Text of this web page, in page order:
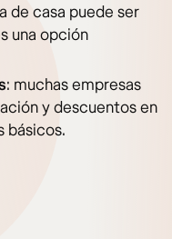
de casa puede ser
una opción
: muchas empresas
y descuentos en
básicos.